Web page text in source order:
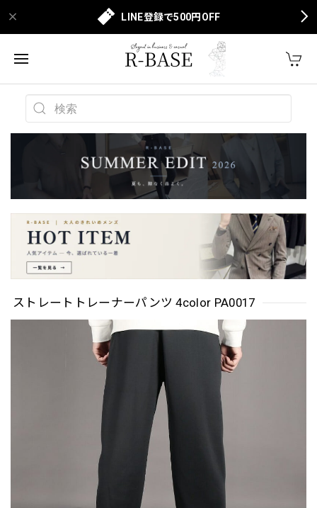
LINE登録で500円OFF
ストレートトレーナーパンツ 4color PA0017